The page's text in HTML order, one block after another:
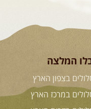
המלצה
בצפון הארץ
במרכז הארץ